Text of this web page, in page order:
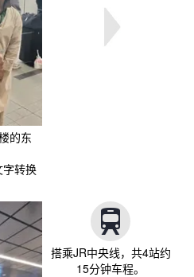
的东
转换
搭乘JR中央线，共4站约
15分钟车程。